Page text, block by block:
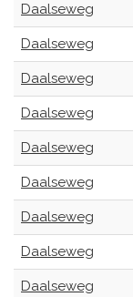
Daalseweg
Daalseweg
Daalseweg
Daalseweg
Daalseweg
Daalseweg
Daalseweg
Daalseweg
Daalseweg